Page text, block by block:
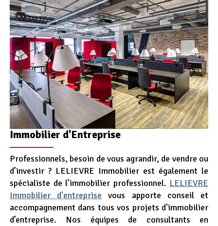
Immobilier d'Entreprise
Professionnels, besoin de vous agrandir, de vendre ou
d’investir ? LELIEVRE Immobilier est également le
spécialiste de l’immobilier professionnel. LELIEVRE
Immobilier d'entreprise vous apporte conseil et
accompagnement dans tous vos projets d'immobilier
d’entreprise. Nos équipes de consultants en